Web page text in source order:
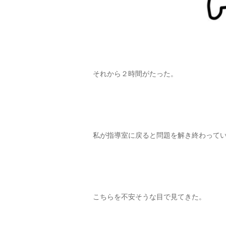
それから２時間がたった。
私が指導室に戻ると問題を解き終わって
こちらを不安そうな目で見てきた。